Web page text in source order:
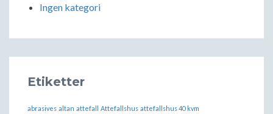
Ingen kategori
Etiketter
abrasives altan attefall Attefallshus attefallshus 40 kvm